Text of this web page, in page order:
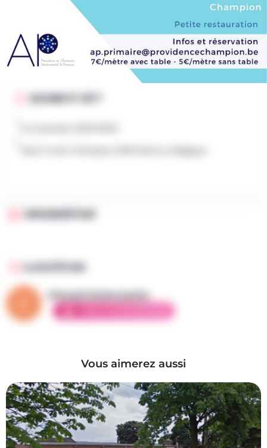
QUAND ET OÙ ?
ORGANISÉ PAR
AJOUTÉ PAR
Vincent la brocante
Vous aimerez aussi